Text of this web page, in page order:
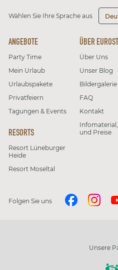
Wählen Sie Ihre Sprache aus
ANGEBOTE
Party Time
Mein Urlaub
Urlaubspakete
Privatfeiern
Tagungen & Events
RESORTS
Resort Lüneburger
Heide
Resort Moseltal
ÜBER
Über Uns
Unser Blog
Bildergalerie
FAQ
Kontakt
und Preise
Folgen Sie uns
Unsere